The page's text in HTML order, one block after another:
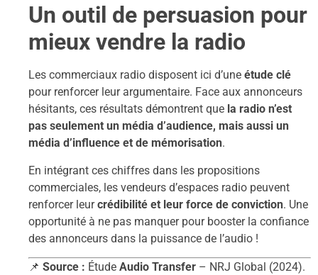
Un outil de persuasion pour
mieux vendre la radio
Les commerciaux radio disposent ici d’une étude clé
pour renforcer leur argumentaire. Face aux annonceurs
hésitants, ces résultats démontrent que la radio n’est
pas seulement un média d’audience, mais aussi un
média d’influence et de mémorisation.
En intégrant ces chiffres dans les propositions
commerciales, les vendeurs d’espaces radio peuvent
renforcer leurcrédibilité et leur force de conviction. Une
opportunité à ne pas manquer pour booster la confiance
des annonceurs dans la puissance de l’audio !
📌 Source : Étude Audio Transfer – NRJ Global (2024).